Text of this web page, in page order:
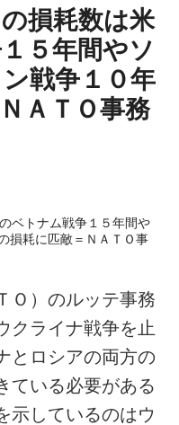
損耗数は米
５年間やソ
戦争１０年
ＡＴＯ事務
Ｏ）のルッテ事務
クライナ戦争を止
とロシアの両方の
ている必要がある
示しているのはウ